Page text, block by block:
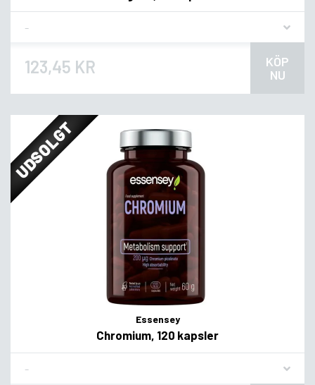
123,45 KR
KÖP
NU
UDSOLGT
Essensey
Chromium, 120 kapsler